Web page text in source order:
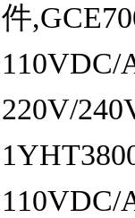
件
110VDC/
220V/
110VDC/